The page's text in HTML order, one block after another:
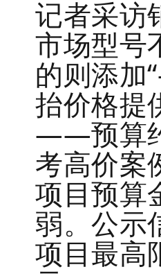
记者采访
市场型号
的则添加
抬价格提
——预算
考高价案
项目预算
弱。公示
项目最高